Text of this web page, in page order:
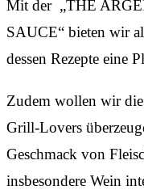
Mit der „THE
SAUCE“ bieten wir
dessen Rezepte eine
Zudem wollen wir
Grill-Lovers
Geschmack von
insbesondere Wein